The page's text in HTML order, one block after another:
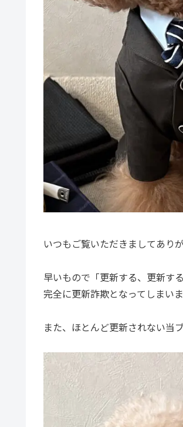
いつもご覧いただきましてあり
早いもので「更新する、更新す
完全に更新詐欺となってしまい
また、ほとんど更新されない当